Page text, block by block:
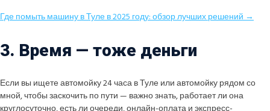
Где помыть машину в Туле в 2025 году: обзор лучших решений →
3. Время — тоже деньги
Если вы ищете автомойку 24 часа в Туле или автомойку рядом со
мной, чтобы заскочить по пути — важно знать, работает ли она